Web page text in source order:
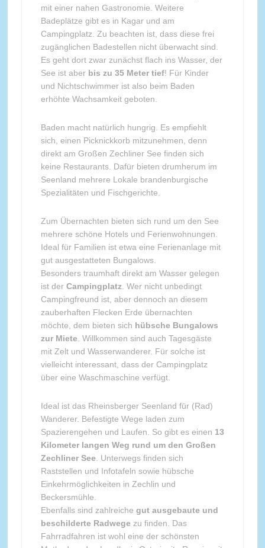
mit einer nahen Gastronomie. Weitere
Badeplätze gibt es in Kagar und am
Campingplatz. Zu beachten ist, dass diese frei
zugänglichen Badestellen nicht überwacht sind.
Es geht dort zwar zunächst flach ins Wasser, der
See ist aber bis zu 35 Meter tief! Für Kinder
und Nichtschwimmer ist also beim Baden
erhöhte Wachsamkeit geboten.
Baden macht natürlich hungrig. Es empfiehlt
sich, einen Picknickkorb mitzunehmen, denn
direkt am Großen Zechliner See finden sich
keine Restaurants. Dafür bieten drumherum im
Seenland mehrere Lokale brandenburgische
Spezialitäten und Fischgerichte.
Zum Übernachten bieten sich rund um den See
mehrere schöne Hotels und Ferienwohnungen.
Ideal für Familien ist etwa eine Ferienanlage mit
gut ausgestatteten Bungalows.
Besonders traumhaft direkt am Wasser gelegen
ist der Campingplatz . Wer nicht unbedingt
Campingfreund ist, aber dennoch an diesem
zauberhaften Flecken Erde übernachten
möchte, dem bieten sich hübsche Bungalows
zur Miete . Willkommen sind auch Tagesgäste
mit Zelt und Wasserwanderer. Für solche ist
vielleicht interessant, dass der Campingplatz
über eine Waschmaschine verfügt.
Ideal ist das Rheinsberger Seenland für (Rad)
Wanderer. Befestigte Wege laden zum
Spazierengehen und Laufen. So gibt es einen 13
Kilometer langen Weg rund um den Großen
Zechliner See . Unterwegs finden sich
Raststellen und Infotafeln sowie hübsche
Einkehrmöglichkeiten in Zechlin und
Beckersmühle.
Ebenfalls sind zahlreiche gut ausgebaute und
beschilderte Radwege zu finden. Das
Fahrradfahren ist wohl eine der schönsten